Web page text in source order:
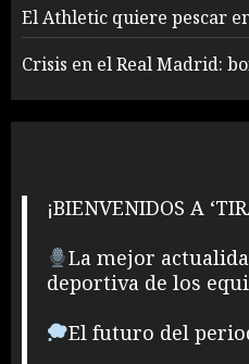
El Athletic quiere pescar
Crisis en el Real Madrid:
¡BIENVENIDOS A
La mejor
deportiva de los
El futuro del